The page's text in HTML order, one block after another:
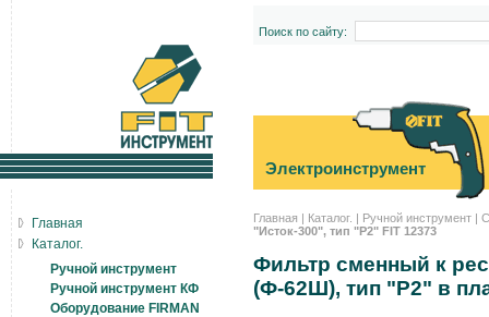
Поиск по сайту:
Электроинструмент
Главная | Каталог. | Ручной инструмент |
"Исток-300", тип "Р2" FIT 12373
Фильтр сменный к
(Ф-62Ш), тип "Р2" в
Главная
Каталог.
Ручной инструмент
Ручной инструмент КФ
Оборудование FIRMAN